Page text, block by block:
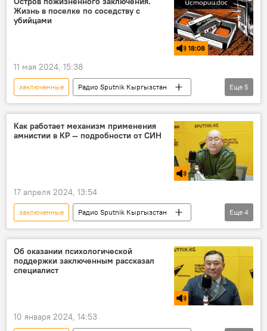
Жизнь в поселке по соседству с
убийцами
18:08
11 мая 2024, 15:38
заключенные
Радио Sputnik Кыргызстан
Россия
колония
остров
Подкасты РИА Новости
пожизненный срок
Еще 5
Как работает механизм применения
амнистии в КР — подробности от СИН
17 апреля 2024, 13:54
заключенные
Радио Sputnik Кыргызстан
Кыргызстан
СИН
амнистия
исправительная колония
Еще 4
Об оказании психологической
поддержки заключенным рассказал
специалист
10 января 2024, 14:53